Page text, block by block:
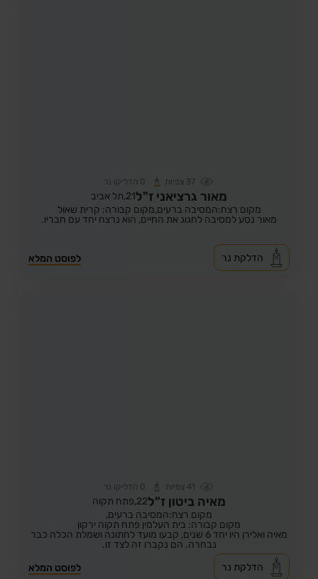
37 צפיות 0 הדליקו נר
מאור גרציאני ז"ל21, תל אביב
מקום רצח:המסיבה ברעים,מקום קבורה: קרית שאול
מאור נסע למסיבה לחגוג את החיים, הוא נרצח יחד עם חבריו.
לפוסט המלא הדלקת נר
41 צפיות 0 הדליקו נר
מאיה ביטון ז"ל22, פתח תקוה
מקום רצח:המסיבה ברעים,
מקום קבורה: בית העלמין פתח תקוה ירקון
מאיה ואלירן היו יחד 6 שנים, קבעו מועד לחתונה ושמלת הכלה כבר
נבחרה. הם נקברו זה לצד זו.
לפוסט המלא
הדלקת נר